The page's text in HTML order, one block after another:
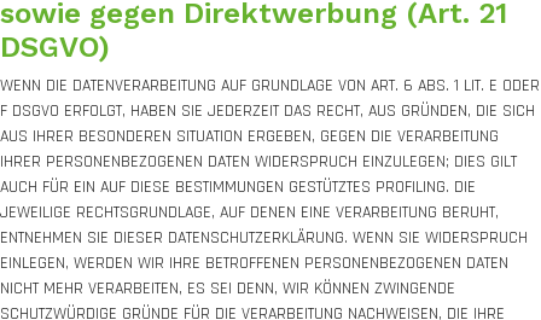
sowie gegen Direktwerbung (Art. 21
DSGVO)
WENN DIE DATENVERARBEITUNG AUF GRUNDLAGE VON ART. 6 ABS. 1 LIT. E ODER
F DSGVO ERFOLGT, HABEN SIE JEDERZEIT DAS RECHT, AUS GRÜNDEN, DIE SICH
AUS IHRER BESONDEREN SITUATION ERGEBEN, GEGEN DIE VERARBEITUNG
IHRER PERSONENBEZOGENEN DATEN WIDERSPRUCH EINZULEGEN; DIES GILT
AUCH FÜR EIN AUF DIESE BESTIMMUNGEN GESTÜTZTES PROFILING. DIE
JEWEILIGE RECHTSGRUNDLAGE, AUF DENEN EINE VERARBEITUNG BERUHT,
ENTNEHMEN SIE DIESER DATENSCHUTZERKLÄRUNG. WENN SIE WIDERSPRUCH
EINLEGEN, WERDEN WIR IHRE BETROFFENEN PERSONENBEZOGENEN DATEN
NICHT MEHR VERARBEITEN, ES SEI DENN, WIR KÖNNEN ZWINGENDE
SCHUTZWÜRDIGE GRÜNDE FÜR DIE VERARBEITUNG NACHWEISEN, DIE IHRE